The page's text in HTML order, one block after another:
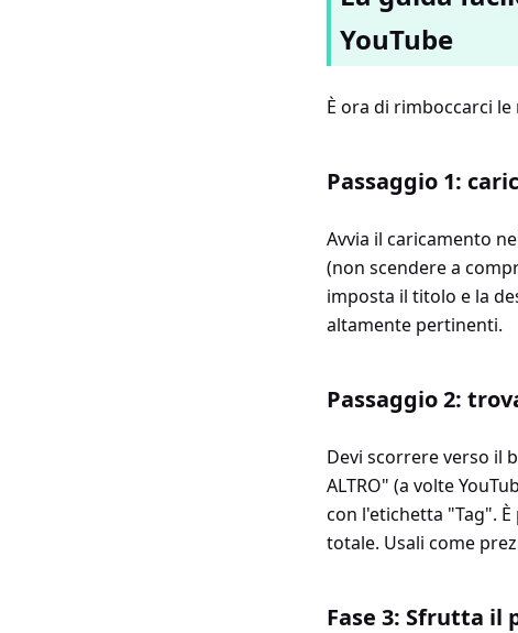
YouTube
È ora di rimboccarci
Passaggio 1:
Avvia il caricamento
(non scendere a
imposta il titolo e la
altamente pertinenti.
Passaggio 2:
Devi scorrere verso il
ALTRO" (a volte
con l'etichetta "Tag".
totale. Usali come
Fase 3: Sfrutta il